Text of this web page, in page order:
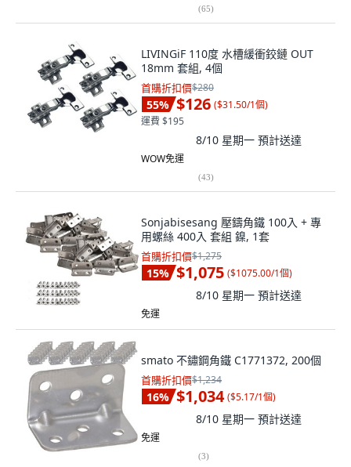
(65)
LIVINGiF 110度 水槽緩衝鉸鏈 OUT
18mm 套組, 4個
首購折扣價$280
55% $126 ($31.50/1個)
運費 $195
8/10 星期一 預計送達
WOW免運
(43)
Sonjabisesang 壓鑄角鐵 100入 + 專
用螺絲 400入 套組 鎳, 1套
首購折扣價$1,275
15% $1,075 ($1075.00/1個)
8/10 星期一 預計送達
免運
smato 不鏽鋼角鐵 C1771372, 200個
首購折扣價$1,234
16% $1,034 ($5.17/1個)
8/10 星期一 預計送達
免運
(3)